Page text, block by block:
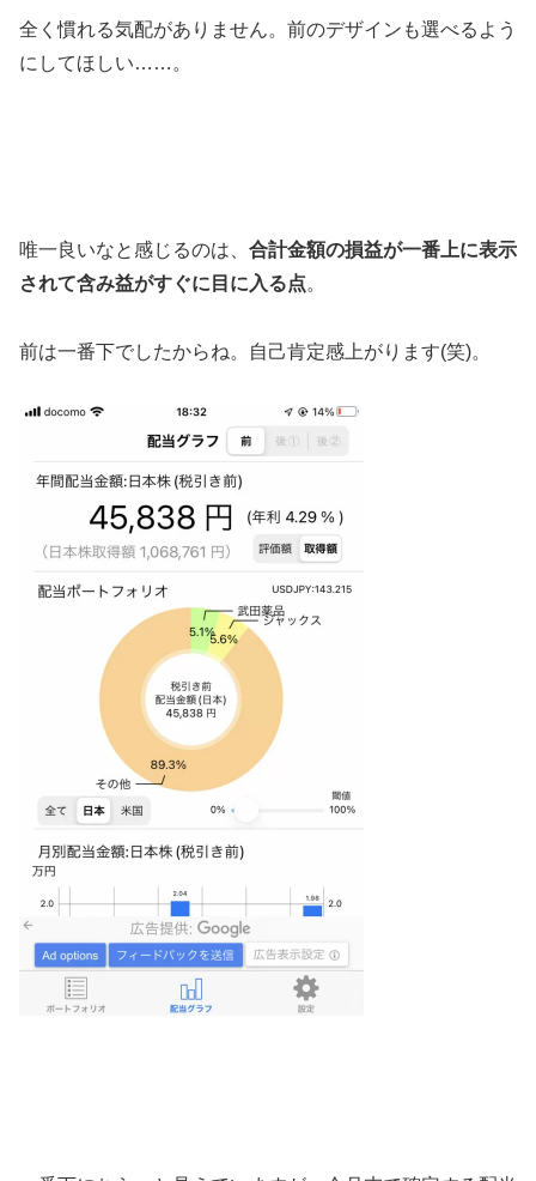
全く慣れる気配がありません。前のデザインも選べるよう
にしてほしい……。
唯一良いなと感じるのは、 合計金額の損益が一番上に表示
されて含み益がすぐに目に入る点。
前は一番下でしたからね。自己肯定感上がります(笑)。